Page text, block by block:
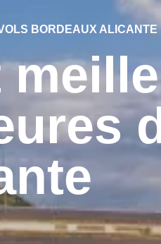
BORDEAUX ALICANTE